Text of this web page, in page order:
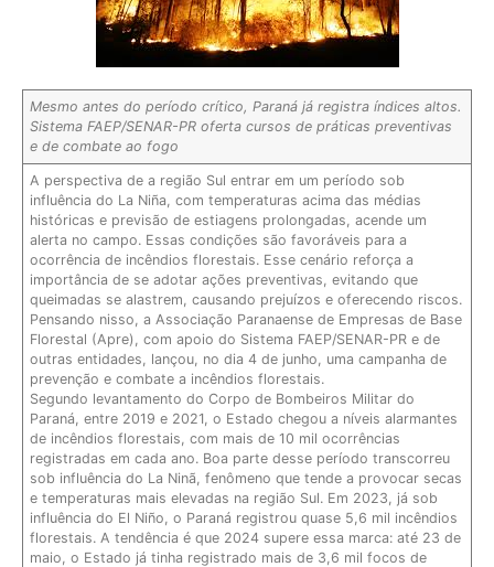
Mesmo antes do período crítico, Paraná já registra índices altos.
Sistema FAEP/SENAR-PR oferta cursos de práticas preventivas
e de combate ao fogo
A perspectiva de a região Sul entrar em um período sob
influência do La Niña, com temperaturas acima das médias
históricas e previsão de estiagens prolongadas, acende um
alerta no campo. Essas condições são favoráveis para a
ocorrência de incêndios florestais. Esse cenário reforça a
importância de se adotar ações preventivas, evitando que
queimadas se alastrem, causando prejuízos e oferecendo riscos.
Pensando nisso, a Associação Paranaense de Empresas de Base
Florestal (Apre), com apoio do Sistema FAEP/SENAR-PR e de
outras entidades, lançou, no dia 4 de junho, uma campanha de
prevenção e combate a incêndios florestais.
Segundo levantamento do Corpo de Bombeiros Militar do
Paraná, entre 2019 e 2021, o Estado chegou a níveis alarmantes
de incêndios florestais, com mais de 10 mil ocorrências
registradas em cada ano. Boa parte desse período transcorreu
sob influência do La Ninã, fenômeno que tende a provocar secas
e temperaturas mais elevadas na região Sul. Em 2023, já sob
influência do El Niño, o Paraná registrou quase 5,6 mil incêndios
florestais. A tendência é que 2024 supere essa marca: até 23 de
maio, o Estado já tinha registrado mais de 3,6 mil focos de